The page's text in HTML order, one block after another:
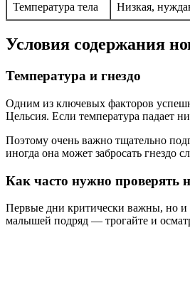
Температура тела Низкая,
Условия содержания
Температура и гнездо
Одним из ключевых факторов
Цельсия. Если температура падает
Поэтому очень важно тщательно
иногда она может забросать гнездо
Как часто нужно проверять
Первые дни критически важны, но и
малышей подряд — трогайте и